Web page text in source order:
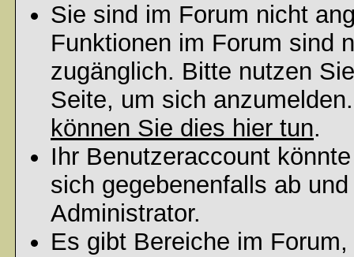
Sie sind im Forum nicht
Funktionen im Forum sind
zugänglich. Bitte nutzen
Seite, um sich
können Sie dies hier tun.
Ihr Benutzeraccount
sich gegebenenfalls ab
Administrator.
Es gibt Bereiche im